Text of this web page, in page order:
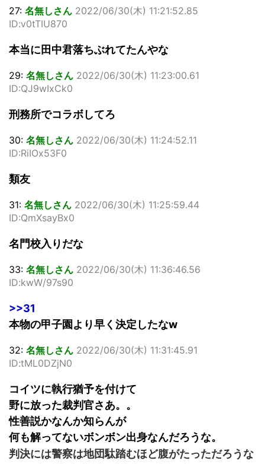
27: 名無しさん 2022/06/30(木) 11:21:52.85
ID:v0tTIU870
本当に田中君落ちぶれてたんやな
29: 名無しさん 2022/06/30(木) 11:23:00.61
ID:QJ9wIxCk0
刑務所でコラボしてろ
30: 名無しさん 2022/06/30(木) 11:24:52.11
ID:RiIOx53F0
類友
31: 名無しさん 2022/06/30(木) 11:25:59.44
ID:QmXsayBx0
名門校入りだな
33: 名無しさん 2022/06/30(木) 11:36:46.56
ID:kwW/97s90
>>31
本物の甲子園より早く決定したなw
32: 名無しさん 2022/06/30(木) 11:31:45.91
ID:tML0DZjN0
コイツに執行猶予を付けて
野に放った裁判官さあ。。
性善説かなんか知らんが
何も解ってないボンボン出身なんだろうな。
判決には警察は地団駄踏むほど腹がたっただろうな